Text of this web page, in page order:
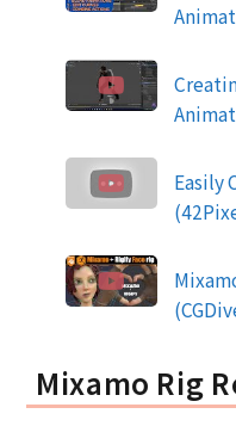
Easily
Mixamo Rig